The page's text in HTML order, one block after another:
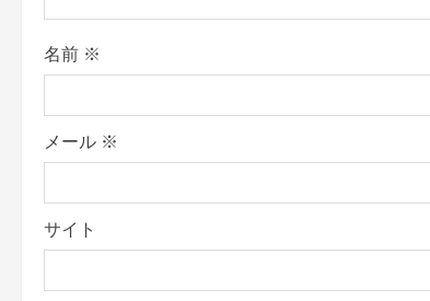
n
名前 ※
メール ※
サイト